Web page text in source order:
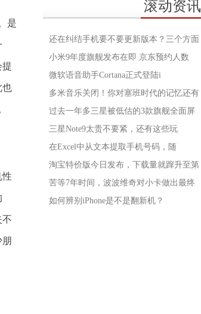
是
提
也
性
不
滚动资讯
还在纠结手机要不要更新版本？三个方面
小米9年度旗舰发布在即 京东预约人数
微软语音助手Cortana正式登陆i
多米音乐关闭！你对塞班时代的记忆还有
过去一年多三星被低估的3款旗舰全面屏
三星Note9太贵不要紧，还有这些玩
在Excel中从文本提取手机号码，随
淘宝特价版今日发布，下载量就蹿升至第
苦等7年时间，波波维奇对小卡做出最终
如何辨别iPhone是不是翻新机？